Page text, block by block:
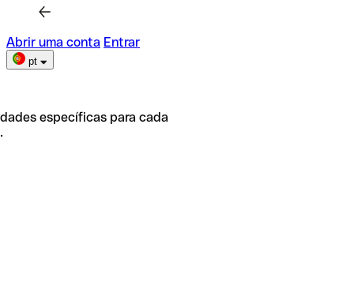
Abrir uma conta Entrar
pt
específicas para cada